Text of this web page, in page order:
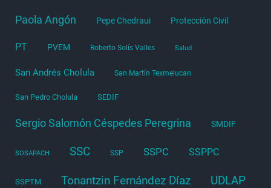
Paola Angón Pepe Chedraui Protección Civil
PT PVEM Roberto Solís Valles Salud
San Andrés Cholula San Martín Texmelucan
San Pedro Cholula SEDIF
Sergio Salomón Céspedes Peregrina SMDIF
SOSAPACH SSC SSP SSPC SSPPC
SSPTM Tonantzin Fernández Díaz UDLAP